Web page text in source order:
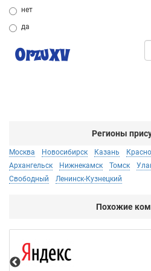
нет
да
Регионы
Москва Новосибирск Казань
Архангельск
Нижнекамск Томск
Свободный
Ленинск-Кузнецкий
Похожие